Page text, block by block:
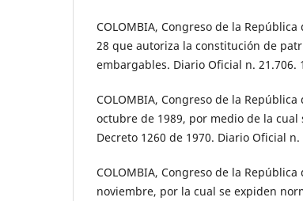
COLOMBIA, Congreso de la
28 que autoriza la constitución de
embargables. Diario Oficial n. 21.706.
COLOMBIA, Congreso de la
octubre de 1989, por medio de la
Decreto 1260 de 1970. Diario Oficial n.
COLOMBIA, Congreso de la
noviembre, por la cual se expiden